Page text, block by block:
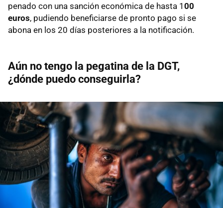
penado con una sanción económica de hasta 1 00
euros, pudiendo beneficiarse de pronto pago si se
abona en los 20 días posteriores a la notificación.
Aún no tengo la pegatina de la DGT,
¿dónde puedo conseguirla?